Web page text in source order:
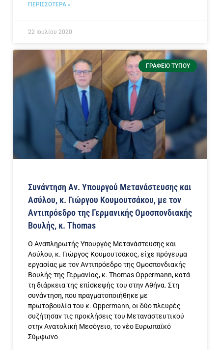
ΠΕΡΙΣΣΟΤΕΡΑ »
22 Ιουλίου 2020
ΓΡΑΦΕΊΟ ΤΎΠΟΥ
Συνάντηση Αν. Υπουργού Μετανάστευσης και
Ασύλου, κ. Γιώργου Κουμουτσάκου, με τον
Αντιπρόεδρο της Γερμανικής Ομοσπονδιακής
Βουλής, κ. Thomas
Ο Αναπληρωτής Υπουργός Μετανάστευσης και
Ασύλου, κ. Γιώργος Κουμουτσάκος, είχε πρόγευμα
εργασίας με τον Αντιπρόεδρο της Ομοσπονδιακής
Βουλής της Γερμανίας, κ. Thomas Oppermann, κατά
τη διάρκεια της επίσκεψής του στην Αθήνα. Στη
συνάντηση, που πραγματοποιήθηκε με
πρωτοβουλία του κ. Oppermann, οι δύο πλευρές
συζήτησαν τις προκλήσεις του Μεταναστευτικού
στην Ανατολική Μεσόγειο, το νέο Ευρωπαϊκό
Σύμφωνο